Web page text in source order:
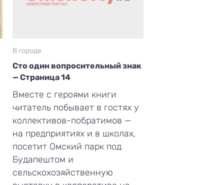
В городе
Сто один вопросительный знак
— Страница 14
Вместе с героями книги
читатель побывает в гостях у
коллективов-побратимов —
на предприятиях и в школах,
посетит Омский парк под
Будапештом и
сельскохозяйственную